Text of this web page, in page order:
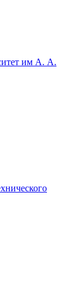
им А. А.